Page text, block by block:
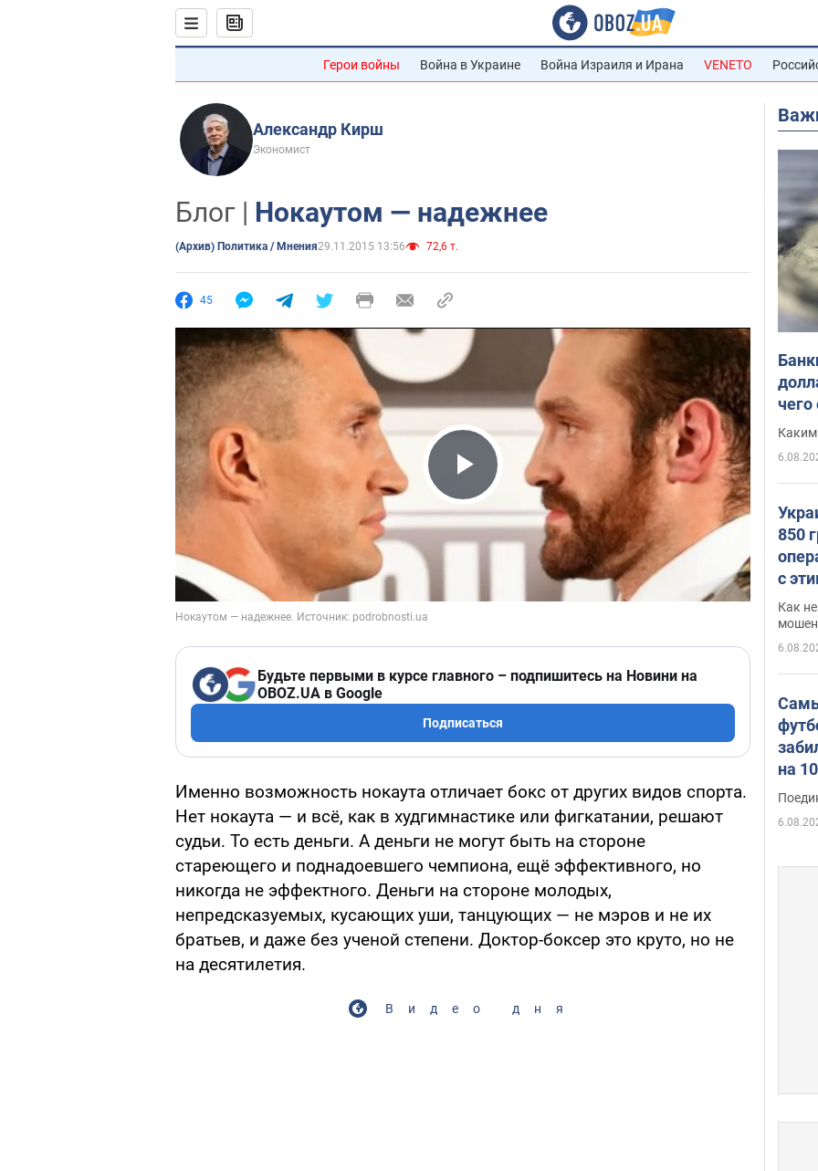
Герои войны Война в Украине Война Израиля и Ирана VENETO
Александр Кирш
Экономист
Блог | Нокаутом — надежнее
(Архив) Политика / Мнения29.11.2015 13:56 72,6 т.
45
Play Video
Будьте первыми в курсе главного – подпишитесь на Новини на
OBOZ.UA в Google
Подписаться
Именно возможность нокаута отличает бокс от других видов спорта.
Нет нокаута — и всё, как в худгимнастике или фигкатании, решают
судьи. То есть деньги. А деньги не могут быть на стороне
стареющего и поднадоевшего чемпиона, ещё эффективного, но
никогда не эффектного. Деньги на стороне молодых,
непредсказуемых, кусающих уши, танцующих — не мэров и не их
братьев, и даже без ученой степени. Доктор-боксер это круто, но не
на десятилетия.
Видео дня
Каким
850
с
Как
на